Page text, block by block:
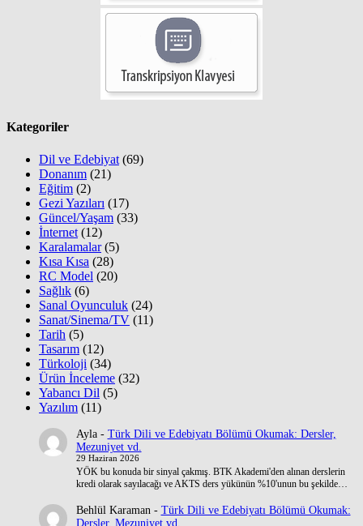
Kategoriler
Dil ve Edebiyat (69)
Donanım (21)
Eğitim (2)
Gezi Yazıları (17)
Güncel/Yaşam (33)
İnternet (12)
Karalamalar(5)
Kısa Kısa (28)
RC Model (20)
Sağlık (6)
Sanal Oyunculuk (24)
Sanat/Sinema/TV (11)
Tarih (5)
Tasarım (12)
Türkoloji (34)
Ürün İnceleme (32)
Yabancı Dil (5)
Yazılım (11)
Ayla- Türk Dili ve Edebiyatı Bölümü Okumak: Dersler,
Mezuniyet vd.
29 Haziran 2026
YÖK bu konuda bir sinyal çakmış. BTK Akademi'den alınan derslerin
kredi olarak sayılacağı ve AKTS ders yükünün %10'unun bu şekilde…
Behlül Karaman- Türk Dili ve Edebiyatı Bölümü Okumak:
Dersler, Mezuniyet vd.